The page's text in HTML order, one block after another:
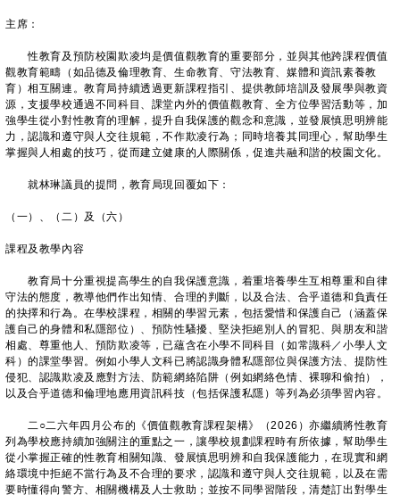
主席：
性教育及預防校園欺凌均是價值觀教育的重要部分，並與其他跨課程價值
觀教育範疇（如品德及倫理教育、生命教育、守法教育、媒體和資訊素養教
育）相互關連。教育局持續透過更新課程指引、提供教師培訓及發展學與教資
源，支援學校通過不同科目、課堂內外的價值觀教育、全方位學習活動等，加
強學生從小對性教育的理解，提升自我保護的觀念和意識，並發展慎思明辨能
力，認識和遵守與人交往規範，不作欺凌行為；同時培養其同理心，幫助學生
掌握與人相處的技巧，從而建立健康的人際關係，促進共融和諧的校園文化。
就林琳議員的提問，教育局現回覆如下：
（一）、（二）及（六）
課程及教學內容
教育局十分重視提高學生的自我保護意識，着重培養學生互相尊重和自律
守法的態度，教導他們作出知情、合理的判斷，以及合法、合乎道德和負責任
的抉擇和行為。在學校課程，相關的學習元素，包括愛惜和保護自己（涵蓋保
護自己的身體和私隱部位）、預防性騷擾、堅決拒絕別人的冒犯、與朋友和諧
相處、尊重他人、預防欺凌等，已蘊含在小學不同科目（如常識科／小學人文
科）的課堂學習。例如小學人文科已將認識身體私隱部位與保護方法、提防性
侵犯、認識欺凌及應對方法、防範網絡陷阱（例如網絡色情、裸聊和偷拍），
以及合乎道德和倫理地應用資訊科技（包括保護私隱）等列為必須學習內容。
二○二六年四月公布的《價值觀教育課程架構》（2026）亦繼續將性教育
列為學校應持續加強關注的重點之一，讓學校規劃課程時有所依據，幫助學生
從小掌握正確的性教育相關知識、發展慎思明辨和自我保護能力，在現實和網
絡環境中拒絕不當行為及不合理的要求，認識和遵守與人交往規範，以及在需
要時懂得向警方、相關機構及人士救助；並按不同學習階段，清楚訂出對學生